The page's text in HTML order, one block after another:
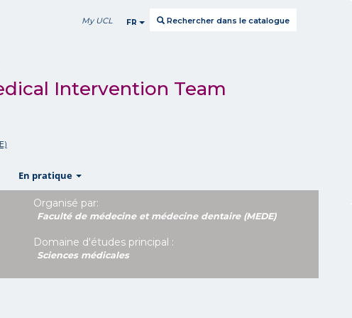
My UCL FR Rechercher dans le catalogue
Intervention Team
En pratique
Organisé par:
Faculté de médecine et médecine dentaire (MEDE)
Domaine d'études principal :
Sciences médicales